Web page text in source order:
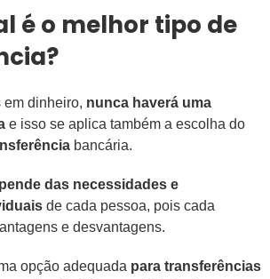
é o melhor tipo de
em dinheiro, nunca haverá uma
e isso se aplica também a escolha do
bancária.
das necessidades e
de cada pessoa, pois cada
e desvantagens.
opção adequada para transferências